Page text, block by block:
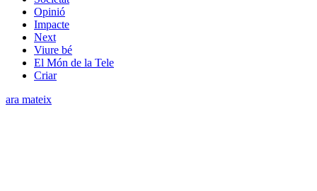
Opinió
Impacte
Next
Viure bé
El Món de la Tele
Criar
ara mateix